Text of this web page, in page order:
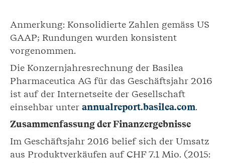
Anmerkung: Konsolidierte Zahlen gemäss US
GAAP; Rundungen wurden konsistent
vorgenommen.
Die Konzernjahresrechnung der Basilea
Pharmaceutica AG für das Geschäftsjahr 2016
ist auf der Internetseite der Gesellschaft
einsehbar unter annualreport.basilea.com.
Zusammenfassung der Finanzergebnisse
Im Geschäftsjahr 2016 belief sich der Umsatz
aus Produktverkäufen auf CHF 7.1 Mio. (2015: